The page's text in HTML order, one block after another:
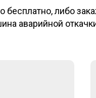
либо
аварийной